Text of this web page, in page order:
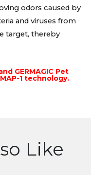
odors caused by
and viruses from
target, thereby
GERMAGIC Pet
1 technology.
Like